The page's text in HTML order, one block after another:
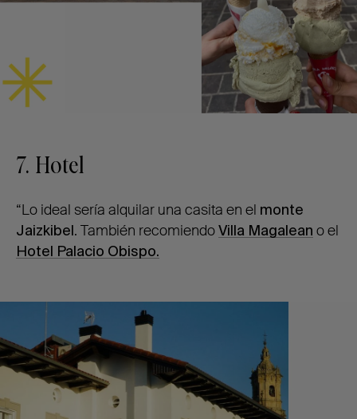
7. Hotel
“Lo ideal sería alquilar una casita en el monte
Jaizkibel. También recomiendoVilla Magalean o el
Hotel Palacio Obispo.